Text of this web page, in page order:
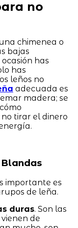
no
chimenea o
bajas
has
has
leños no
adecuada es
madera; se
tirar el dinero
Blandas
importante es
de leña.
duras. Son las
de